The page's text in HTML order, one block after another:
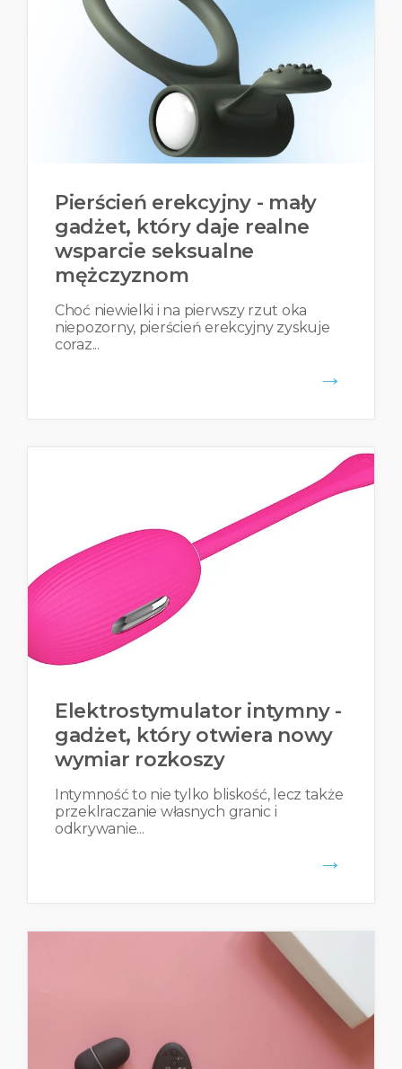
Pierścień erekcyjny - mały
gadżet, który daje realne
wsparcie seksualne
mężczyznom
Choć niewielki i na pierwszy rzut oka
niepozorny, pierścień erekcyjny zyskuje
coraz...
→
Elektrostymulator intymny -
gadżet, który otwiera nowy
wymiar rozkoszy
Intymność to nie tylko bliskość, lecz także
przeklraczanie własnych granic i
odkrywanie...
→